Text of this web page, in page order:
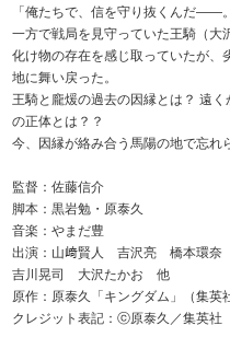
「俺たちで、信を守り抜くんだ――
一方で戦局を見守っていた王騎（大
化け物の存在を感じ取っていたが、
地に舞い戻った。
王騎と龐煖の過去の因縁とは？ 遠
の正体とは？？
今、因縁が絡み合う馬陽の地で忘
監督：佐藤信介
脚本：黒岩勉・原泰久
音楽：やまだ豊
出演：山﨑賢人 吉沢亮 橋本環
吉川晃司 大沢たかお 他
原作：原泰久「キングダム」（集英
クレジット表記：ⓒ原泰久／集英